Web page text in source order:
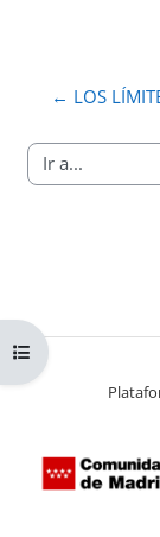
Abrir índice del
← LOS
Ir a...